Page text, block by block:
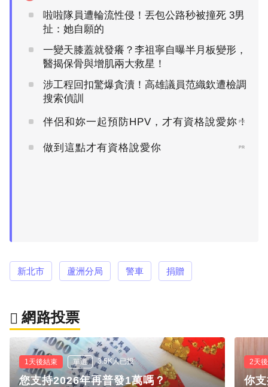
啦啦隊員遭輪流性侵！丟包公路秒被撞死 3男
扯：她自願的
一變天膝蓋就發癢？李祖寧自曝半月板變形，
醫揭保骨與增肌兩大救星！
涉工程回扣驚爆貪瀆！高雄議員范織欽遭檢調
搜索偵訓
伴侶和妳一起預防HPV，才有資格說愛妳！
PR
做到這點才有資格說愛你 PR
新北市 蘆洲分局 警車 捐贈
網路投票
1天後結束 單選 3.5K人已投
您支持2026年再普發1萬嗎？
2天
你